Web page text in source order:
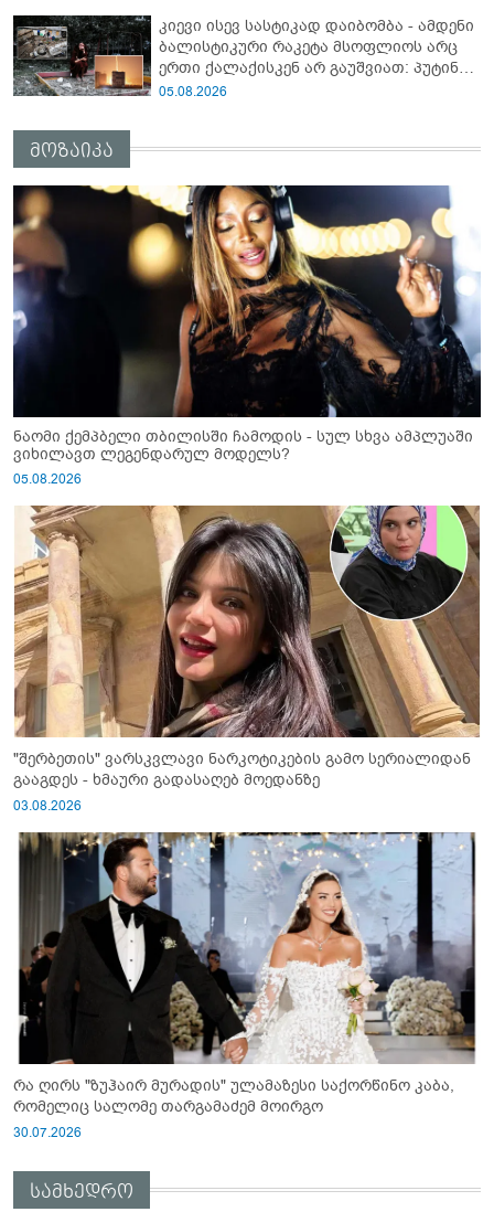
კიევი ისევ სასტიკად დაიბომბა - ამდენი
ბალისტიკური რაკეტა მსოფლიოს არც
ერთი ქალაქისკენ არ გაუშვიათ: პუტინის
ახალი ანტირეკორდი
05.08.2026
მოზაიკა
ნაომი ქემპბელი თბილისში ჩამოდის - სულ სხვა ამპლუაში
ვიხილავთ ლეგენდარულ მოდელს?
05.08.2026
"შერბეთის" ვარსკვლავი ნარკოტიკების გამო სერიალიდან
გააგდეს - ხმაური გადასაღებ მოედანზე
03.08.2026
რა ღირს "ზუჰაირ მურადის" ულამაზესი საქორწინო კაბა,
რომელიც სალომე თარგამაძემ მოირგო
30.07.2026
სამხედრო